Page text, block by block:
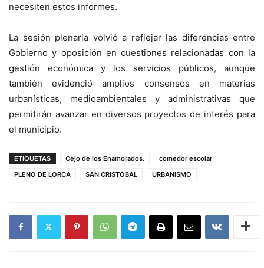
necesiten estos informes.
La sesión plenaria volvió a reflejar las diferencias entre
Gobierno y oposición en cuestiones relacionadas con la
gestión económica y los servicios públicos, aunque
también evidenció amplios consensos en materias
urbanísticas, medioambientales y administrativas que
permitirán avanzar en diversos proyectos de interés para
el municipio.
ETIQUETAS Cejo de los Enamorados.
comedor escolar
PLENO DE LORCA
SAN CRISTOBAL URBANISMO